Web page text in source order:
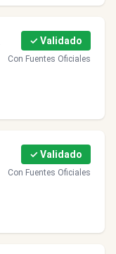
✓ Validado
Con Fuentes Oficiales
✓ Validado
Con Fuentes Oficiales